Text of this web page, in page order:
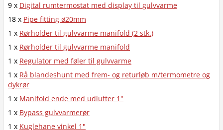
9 x Digital rumtermostat med display til gulvvarme
18 x Pipe fitting ø20mm
1 x Rørholder til gulvvarme manifold (2 stk.)
1 x Rørholder til gulvvarme manifold
1 x Regulator med føler til gulvvarme
1 x Rå blandeshunt med frem- og returløb m/termometre og
dykrør
1 x Manifold ende med udlufter 1"
1 x Bypass gulvvarmerør
1 x Kuglehane vinkel 1"